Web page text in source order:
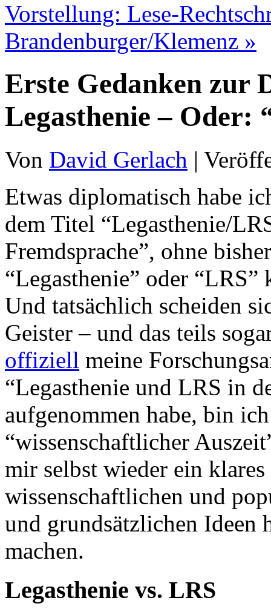
Vorstellung: Lese-
Brandenburger/Klemenz »
Erste Gedanken zur
Legasthenie – Oder:
Von David Gerlach |
Etwas diplomatisch habe
dem Titel “Legasthenie/
Fremdsprache”, ohne
“Legasthenie” oder
Und tatsächlich scheiden
Geister – und das teils
offiziell meine
“Legasthenie und LRS in
aufgenommen habe, bin
“wissenschaftlicher
mir selbst wieder ein
wissenschaftlichen und
und grundsätzlichen
machen.
Legasthenie vs. LRS